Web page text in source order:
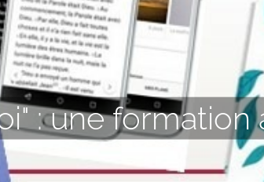
de la
soirs, toutes les 2